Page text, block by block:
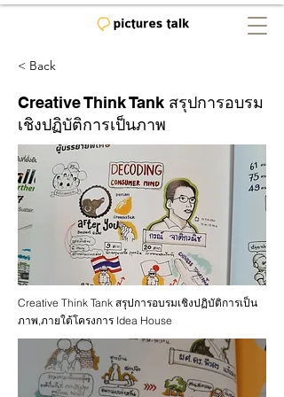
< Back
Creative Think Tank สรุปการอบรม
เชิงปฏิบัติการเป็นภาพ
Creative Think Tank สรุปการอบรมเชิงปฏิบัติการเป็น
ภาพ,ภายใต้โครงการ Idea House